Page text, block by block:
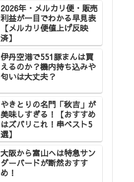
2026年・メルカリ便・販売
利益が一目でわかる早見表
【メルカリ便値上げ反映
済】
伊丹空港で551豚まんは買
えるのか？機内持ち込みや
匂いは大丈夫？
やきとりの名門「秋吉」が
美味しすぎる！【おすすめ
はズバリこれ！串ベスト5
選】
大阪から富山へは特急サン
ダーバードが断然おすす
め！